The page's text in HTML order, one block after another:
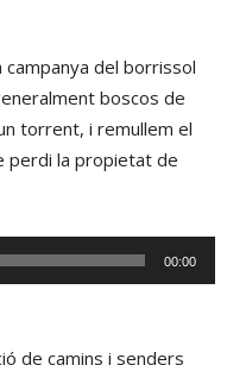
del borrissol
boscos de
torrent, i remullem el
perdi la propietat de
00:00
de camins i senders